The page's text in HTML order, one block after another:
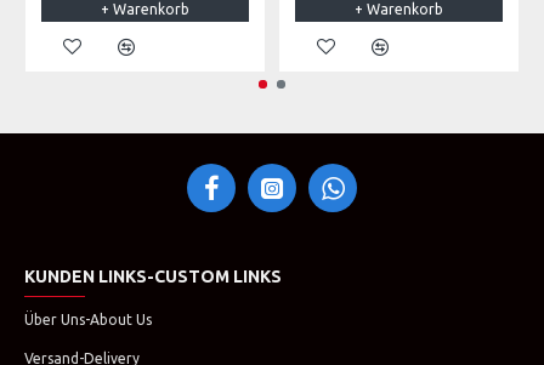
+ Warenkorb + Warenkorb
KUNDEN LINKS-CUSTOM LINKS
Über Uns-About Us
Versand-Delivery